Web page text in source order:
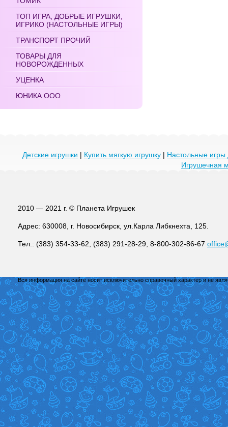
ТОП ИГРА, ДОБРЫЕ ИГРУШКИ,
ИГРИКО (НАСТОЛЬНЫЕ ИГРЫ)
ТРАНСПОРТ ПРОЧИЙ
ТОВАРЫ ДЛЯ
НОВОРОЖДЕННЫХ
УЦЕНКА
ЮНИКА ООО
Детские игрушки | Купить мягкую игрушку | Настольные игры
Игрушечная
2010 — 2021 г. © Планета Игрушек
Адрес: 630008, г. Новосибирск, ул.Карла Либкнехта, 125.
Тел.: (383) 354-33-62, (383) 291-28-29, 8-800-302-86-67
Вся информация на сайте носит исключительно справочный характер и не